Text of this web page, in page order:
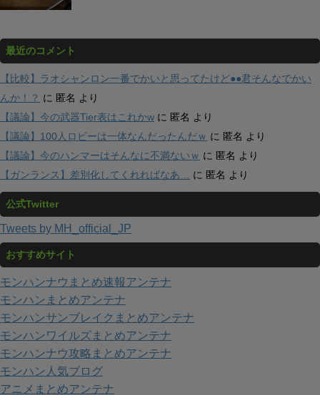
最近のコメント
【比較】ラオシャンロン一番でかいと思ってたけど●●君そんなでかい
んか！？ に 匿名 より
【議論】今の武器Tier表はこれかw に 匿名 より
【議論】100人ロビーは一体なんだったんだｗ に 匿名 より
【議論】今のハンマーはそんなに不満ないｗ に 匿名 より
【ガンランス】差別化してくれればなあ…
に 匿名 より
公式Twitter
Tweets by MH_official_JP
おすすめサイト
モンハンナウまとめ速報アンテナ
モンハンまとめアンテナ
モンハンサンブレイクまとめアンテナ
モンハンワイルズまとめアンテナ
モンハンナウ攻略まとめアンテナ
モンハン人気ブログ
アニメまとめアンテナ